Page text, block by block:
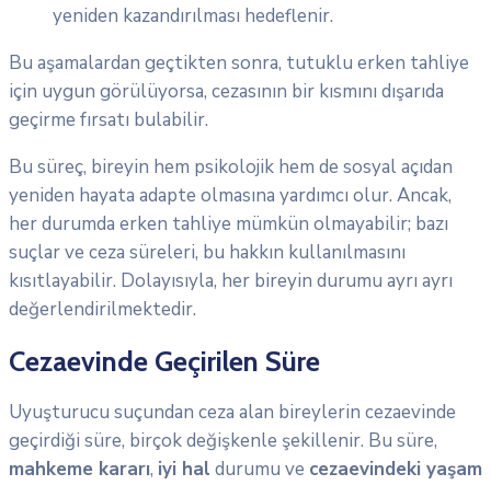
yeniden kazandırılması hedeflenir.
Bu aşamalardan geçtikten sonra, tutuklu erken tahliye
için uygun görülüyorsa, cezasının bir kısmını dışarıda
geçirme fırsatı bulabilir.
Bu süreç, bireyin hem psikolojik hem de sosyal açıdan
yeniden hayata adapte olmasına yardımcı olur. Ancak,
her durumda erken tahliye mümkün olmayabilir; bazı
suçlar ve ceza süreleri, bu hakkın kullanılmasını
kısıtlayabilir. Dolayısıyla, her bireyin durumu ayrı ayrı
değerlendirilmektedir.
Cezaevinde Geçirilen Süre
Uyuşturucu suçundan ceza alan bireylerin cezaevinde
geçirdiği süre, birçok değişkenle şekillenir. Bu süre,
mahkeme kararı, iyi hal durumu ve cezaevindeki yaşam